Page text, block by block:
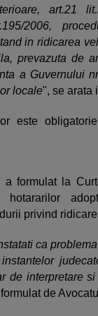
art.21
2006,
in ridicarea
prevazuta de
a Guvernului
locale", se arata
este
a formulat la
hotararilor
privind
ca
de interpretare
de